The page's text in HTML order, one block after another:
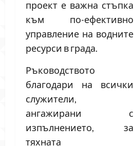
проект е важна стъпка
към по-ефективно
управление на водните
ресурси в града.
Ръководството
благодари на всички
служители,
ангажирани с
изпълнението, за
тяхната